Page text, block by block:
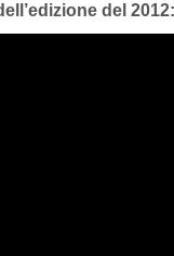
del 2012: